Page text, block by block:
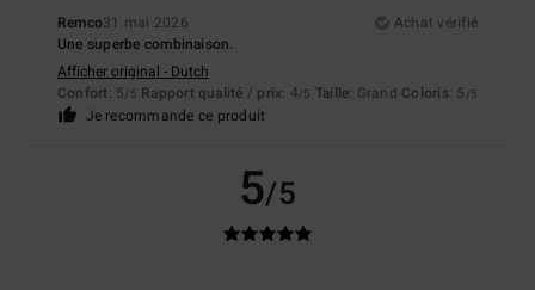
Remco31 mai 2026
Achat vérifié
Une superbe combinaison.
Afficher original - Dutch
Confort: 5/5 Rapport qualité / prix: 4/5 Taille: Grand Coloris: 5 /5
Je recommande ce produit
5/5